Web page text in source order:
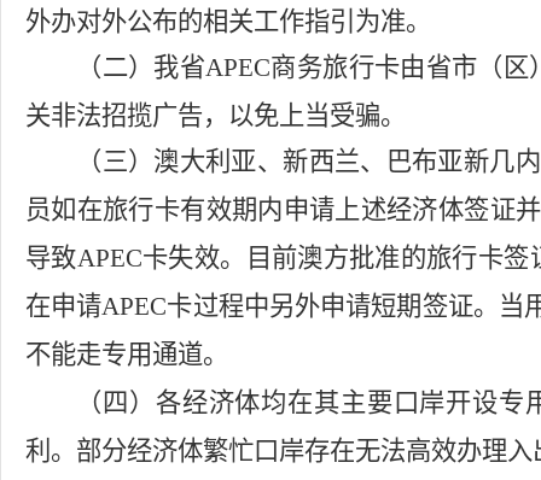
外办对外公布的相关工作指引为准。
（二）我省APEC商务旅行卡由省市（区
关非法招揽广告，以免上当受骗。
（三）澳大利亚、新西兰、巴布亚新几
员如在旅行卡有效期内申请上述经济体签证
导致APEC卡失效。目前澳方批准的旅行卡
在申请APEC卡过程中另外申请短期签证。当
不能走专用通道。
（四）各经济体均在其主要口岸开设
利。部分经济体繁忙口岸存在无法高效办理